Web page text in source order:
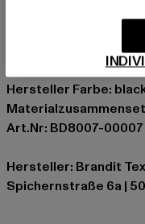
Kat.: Bags & Luggage
Hersteller Farbe:
Art.Nr: BD8007-00007
Hersteller: Brandit
Spichernstraße 6a |